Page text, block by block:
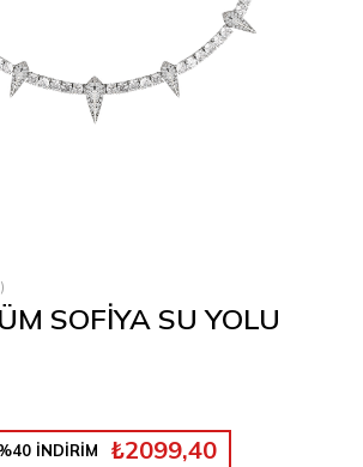
SOFİYA SU YOLU
İNDİRİM ₺2099,40